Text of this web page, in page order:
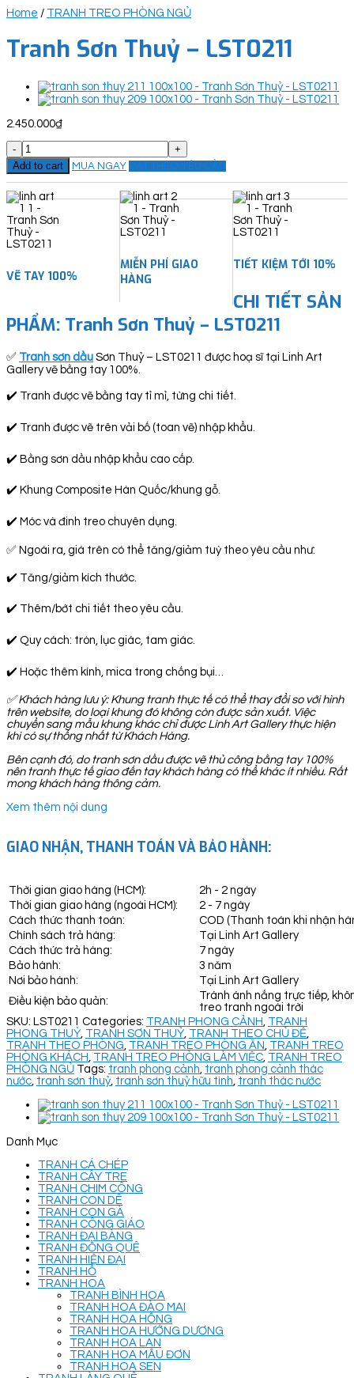
Home / TRANH TREO PHÒNG NGỦ
Tranh Sơn Thuỷ – LST0211
2.450.000₫
Tranh
Sơn
Thuỷ
-
LST0211
quantity
Add to cart MUA NGAY ĐẶT THEO YÊU CẦU
VẼ TAY 100%
MIỄN PHÍ GIAO
HÀNG
TIẾT KIỆM TỚI 10%
CHI TIẾT SẢN
PHẨM: Tranh Sơn Thuỷ – LST0211
✅ Tranh sơn dầu Sơn Thuỷ – LST0211 được hoạ sĩ tại Linh Art
Gallery vẽ bằng tay 100%.
✔️ Tranh được vẽ bằng tay tỉ mỉ, từng chi tiết.
✔️ Tranh được vẽ trên vải bố (toan vẽ) nhập khẩu.
✔️ Bằng sơn dầu nhập khẩu cao cấp.
✔️ Khung Composite Hàn Quốc/khung gỗ.
✔️ Móc và đinh treo chuyên dụng.
✅ Ngoài ra, giá trên có thể tăng/giảm tuỳ theo yêu cầu như:
✔️ Tăng/giảm kích thước.
✔️ Thêm/bớt chi tiết theo yêu cầu.
✔️ Quy cách: tròn, lục giác, tam giác.
✔️ Hoặc thêm kính, mica trong chống bụi…
✅Khách hàng lưu ý: Khung tranh thực tế có thể thay đổi so với hình
trên website, do loại khung đó không còn được sản xuất. Việc
chuyển sang mẫu khung khác chỉ được Linh Art Gallery thực hiện
khi có sự thống nhất từ Khách Hàng.
Bên cạnh đó, do tranh sơn dầu được vẽ thủ công bằng tay 100%
nên tranh thực tế giao đến tay khách hàng có thể khác ít nhiều. Rất
mong khách hàng thông cảm.
Xem thêm nội dung
GIAO NHẬN, THANH TOÁN VÀ BẢO HÀNH:
Thời gian giao hàng (HCM):
2h - 2 ngày
Thời gian giao hàng (ngoài HCM):
2 - 7 ngày
Cách thức thanh toán:
COD (Thanh toán khi nhận
Chính sách trả hàng:
Tại Linh Art Gallery
Cách thức trả hàng:
7 ngày
Bảo hành:
3 năm
Nơi bảo hành:
Tại Linh Art Gallery
Điều kiện bảo quản:
Tránh ánh nắng trực tiếp,
treo tranh ngoài trời
SKU: LST0211 Categories: TRANH PHONG CẢNH, TRANH
PHONG THUỶ, TRANH SƠN THUỶ, TRANH THEO CHỦ ĐỀ,
TRANH THEO PHÒNG, TRANH TREO PHÒNG ĂN, TRANH TREO
PHÒNG KHÁCH, TRANH TREO PHÒNG LÀM VIỆC, TRANH TREO
PHÒNG NGỦ Tags: tranh phong cảnh, tranh phong cảnh thác
nước, tranh sơn thuỷ, tranh sơn thuỷ hữu tình, tranh thác nước
Danh Mục
TRANH CÁ CHÉP
TRANH CÂY TRE
TRANH CHIM CÔNG
TRANH CON DÊ
TRANH CON GÀ
TRANH CÔNG GIÁO
TRANH ĐẠI BÀNG
TRANH ĐỒNG QUÊ
TRANH HIỆN ĐẠI
TRANH HỔ
TRANH HOA
TRANH BÌNH HOA
TRANH HOA ĐÀO MAI
TRANH HOA HỒNG
TRANH HOA HƯỚNG DƯƠNG
TRANH HOA LAN
TRANH HOA MẪU ĐƠN
TRANH HOA SEN